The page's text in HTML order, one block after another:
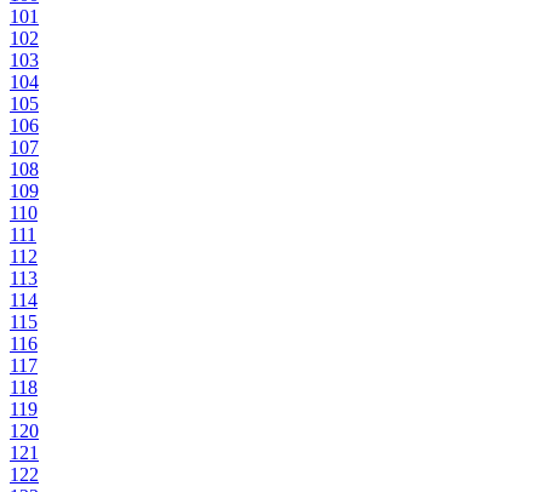
101
102
103
104
105
106
107
108
109
110
111
112
113
114
115
116
117
118
119
120
121
122